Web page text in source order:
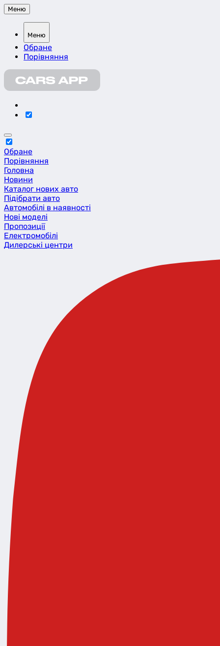
Меню
Меню
Обране
Порівняння
Обране
Порівняння
Головна
Новини
Каталог нових авто
Підібрати авто
Автомобілі в наявності
Нові моделі
Пропозиції
Eлектромобілі
Дилерські центри